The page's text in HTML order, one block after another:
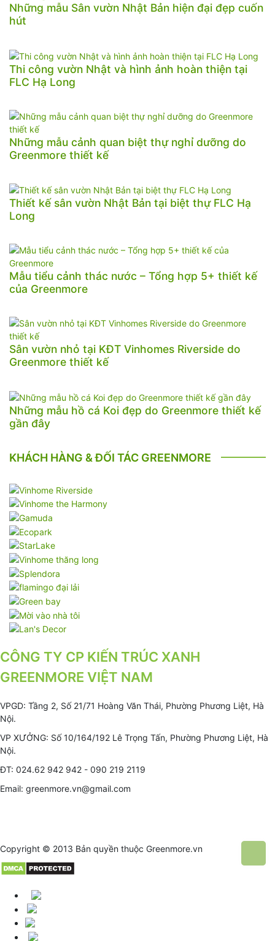
Những mẫu Sân vườn Nhật Bản hiện đại đẹp cuốn
hút
Thi công vườn Nhật và hình ảnh hoàn thiện tại
FLC Hạ Long
Những mẫu cảnh quan biệt thự nghỉ dưỡng do
Greenmore thiết kế
Thiết kế sân vườn Nhật Bản tại biệt thự FLC Hạ
Long
Mẫu tiểu cảnh thác nước – Tổng hợp 5+ thiết kế
của Greenmore
Sân vườn nhỏ tại KĐT Vinhomes Riverside do
Greenmore thiết kế
Những mẫu hồ cá Koi đẹp do Greenmore thiết kế
gần đây
KHÁCH HÀNG & ĐỐI TÁC GREENMORE
CÔNG TY CP KIẾN TRÚC XANH
GREENMORE VIỆT NAM
VPGD: Tầng 2, Số 21/71 Hoàng Văn Thái, Phường Phương Liệt, Hà
Nội.
VP XƯỞNG: Số 10/164/192 Lê Trọng Tấn, Phường Phương Liệt, Hà
Nội.
ĐT: 024.62 942 942 - 090 219 2119
Email: greenmore.vn@gmail.com
Copyright © 2013 Bản quyền thuộc Greenmore.vn